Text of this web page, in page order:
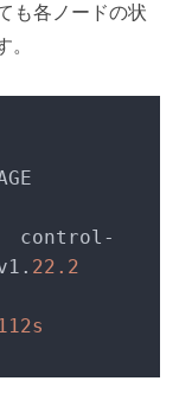
も各ノードの状
。
22.2
112s